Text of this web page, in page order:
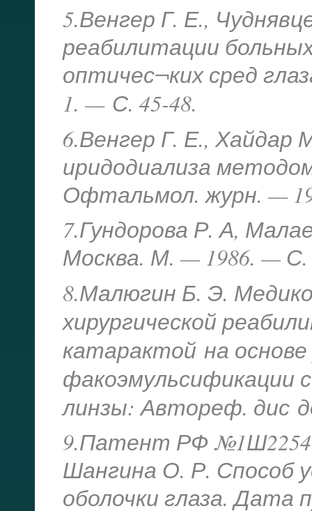
5.Венгер Г. Е.,
реабилитации
оптичес¬ких сред
1. — С. 45-48.
6.Венгер Г. Е.,
иридодиализа
Офтальмол. журн. —
7.Гундорова Р. А,
Москва. М. — 1986. — С.
8.Малюгин Б. Э.
хирургической
катарактой на
факоэмульсификации
линзы: Автореф. дис
9.Патент РФ
Шангина О. Р. Способ
оболочки глаза. Дата